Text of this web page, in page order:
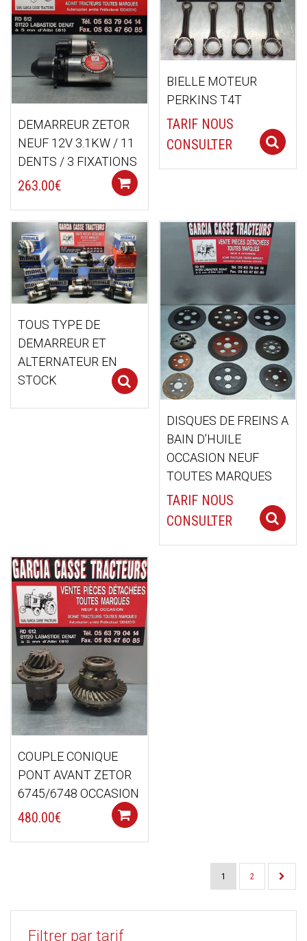
DEMARREUR ZETOR
NEUF 12V 3.1KW / 11
DENTS / 3 FIXATIONS
263.00€
BIELLE MOTEUR
PERKINS T4T
TARIF NOUS
CONSULTER
TOUS TYPE DE
DEMARREUR ET
ALTERNATEUR EN
STOCK
Select options
DISQUES DE FREINS A
BAIN D’HUILE
OCCASION NEUF
TOUTES MARQUES
TARIF NOUS
CONSULTER
COUPLE CONIQUE
PONT AVANT ZETOR
6745/6748 OCCASION
480.00€
1 2
Filtrer par tarif